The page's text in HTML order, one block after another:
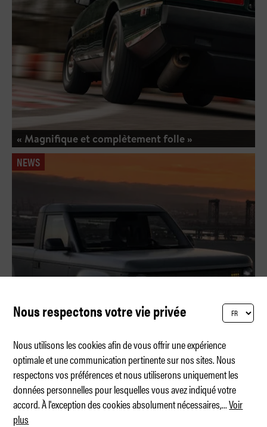
« Magnifique et complètement folle »
NEWS
Slate Truck – spartiate et coloré
Nous respectons votre vie privée
Nous utilisons les cookies afin de vous offrir une expérience
optimale et une communication pertinente sur nos sites. Nous
respectons vos préférences et nous utiliserons uniquement les
données personnelles pour lesquelles vous avez indiqué votre
accord. À l'exception des cookies absolument nécessaires,...Voir
plus